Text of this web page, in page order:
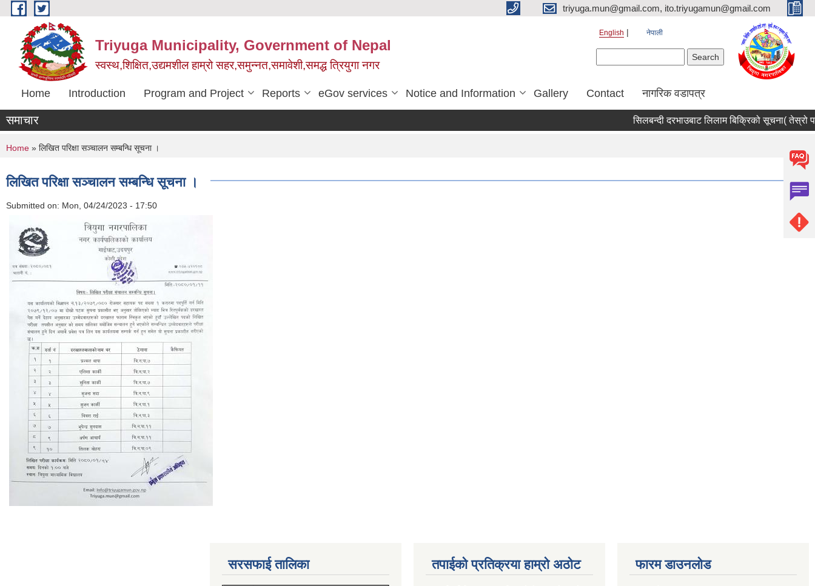
Skip to main content triyuga.mun@gmail.com, ito.triyugamun@gmail.com
Triyuga Municipality, Government of Nepal
स्वस्थ,शिक्षित,उद्यमशील हाम्रो सहर,समुन्नत,समावेशी,समद्ध त्रियुगा नगर
English नेपाली
Home Introduction Program and Project Reports eGov services Notice and Information Gallery Contact नागरिक वडापत्र
समाचार सिलबन्दी दरभाउबाट लिलाम बिक्रिको सूचना( तेस्रो
You are here
Home » लिखित परिक्षा सञ्चालन सम्बन्धि सूचना ।
लिखित परिक्षा सञ्चालन सम्बन्धि सूचना ।
Submitted on: Mon, 04/24/2023 - 17:50
सरसफाई तालिका तपाईको प्रतिक्रया हाम्रो अठोट फारम डाउनलोड